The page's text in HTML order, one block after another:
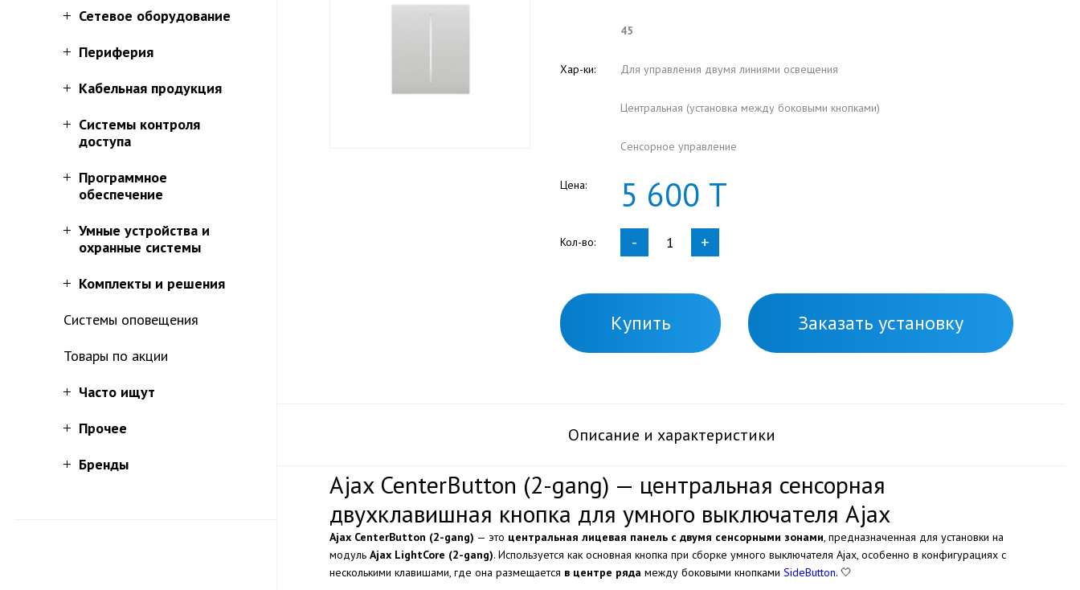
Сетевое оборудование
Периферия
Кабельная продукция
Системы контроля
доступа
Программное
обеспечение
Умные устройства и
охранные системы
Комплекты и решения
Системы оповещения
Товары по акции
Часто ищут
Прочее
Бренды
45
Хар-ки: Для управления двумя линиями освещения
Центральная (установка между боковыми кнопками)
Сенсорное управление
Цена: 5 600 Т
Кол-во: - +
Купить Заказать установку
Описание и характеристики
Ajax CenterButton (2-gang) — центральная сенсорная
двухклавишная кнопка для умного выключателя Ajax
Ajax CenterButton (2-gang) — это центральная лицевая панель с двумя сенсорными зонами, предназначенная для установки на
модуль Ajax LightCore (2-gang). Используется как основная кнопка при сборке умного выключателя Ajax, особенно в конфигурациях с
несколькими клавишами, где она размещается в центре ряда между боковыми кнопками SideButton. 🤍